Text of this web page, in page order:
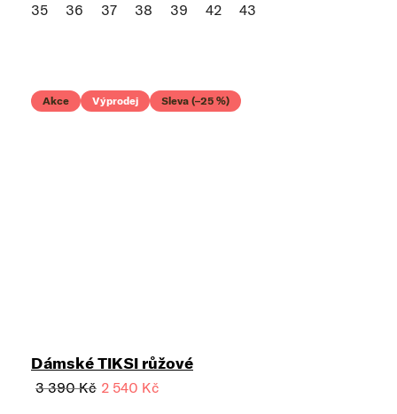
35 36 37 38 39 42 43
Akce Výprodej Sleva (–25 %)
Dámské TIKSI růžové
3 390 Kč 2 540 Kč